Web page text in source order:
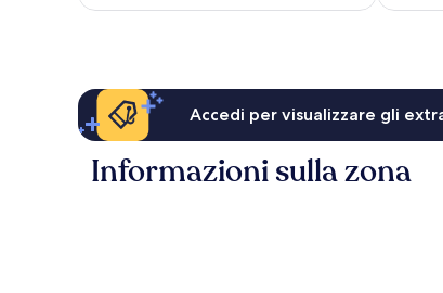
Accedi per visualizzare gli
Informazioni sulla zona